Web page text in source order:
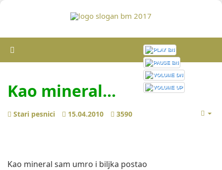
Kao mineral...
Stari pesnici 15.04.2010 3590
Kao mineral sam umro i biljka postao